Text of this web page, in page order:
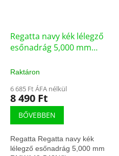
Regatta navy kék lélegző
esőnadrág 5,000 mm
Raktáron
6 685 Ft ÁFA nélkül
8 490 Ft
BŐVEBBEN
Regatta Regatta navy kék
lélegző esőnadrág 5,000 mm